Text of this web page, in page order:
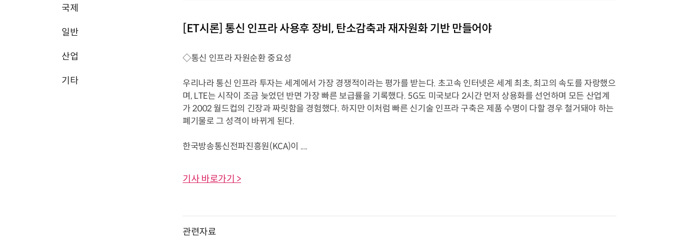
국제
일반
산업
기타
[ET시론] 통신 인프라 사용후 장비, 탄소감축과 재자원화 기반 만들어야
◇통신 인프라 자원순환 중요성
우리나라 통신 인프라 투자는 세계에서 가장 경쟁적이라는 평가를 받는다. 초고속 인터넷은 세계 최초, 최고의 속도를 자랑했으
며, LTE는 시작이 조금 늦었던 반면 가장 빠른 보급률을 기록했다. 5G도 미국보다 2시간 먼저 상용화를 선언하며 모든 산업계
가 2002 월드컵의 긴장과 짜릿함을 경험했다. 하지만 이처럼 빠른 신기술 인프라 구축은 제품 수명이 다할 경우 철거돼야 하는
폐기물로 그 성격이 바뀌게 된다.
한국방송통신전파진흥원(KCA)이 ....
기사 바로가기 >
관련자료